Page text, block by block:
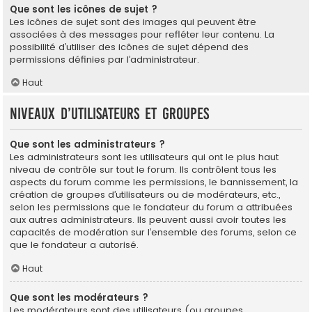
Que sont les icônes de sujet ?
Les icônes de sujet sont des images qui peuvent être
associées à des messages pour refléter leur contenu. La
possibilité d’utiliser des icônes de sujet dépend des
permissions définies par l’administrateur.
Haut
Niveaux d’utilisateurs et groupes
Que sont les administrateurs ?
Les administrateurs sont les utilisateurs qui ont le plus haut
niveau de contrôle sur tout le forum. Ils contrôlent tous les
aspects du forum comme les permissions, le bannissement, la
création de groupes d’utilisateurs ou de modérateurs, etc.,
selon les permissions que le fondateur du forum a attribuées
aux autres administrateurs. Ils peuvent aussi avoir toutes les
capacités de modération sur l’ensemble des forums, selon ce
que le fondateur a autorisé.
Haut
Que sont les modérateurs ?